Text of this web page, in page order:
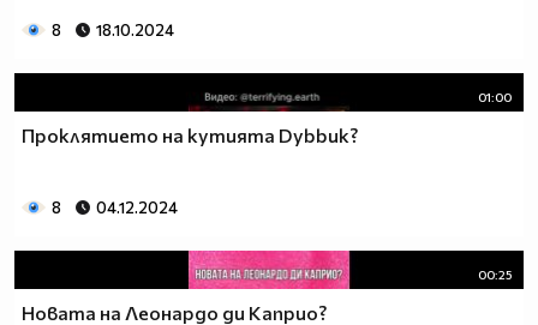
8 18.10.2024
01:00
Проклятието на кутията Dybbuk?
8 04.12.2024
00:25
Новата на Леонардо ди Каприо?